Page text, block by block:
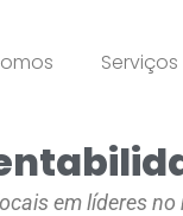
Serviços
em líderes